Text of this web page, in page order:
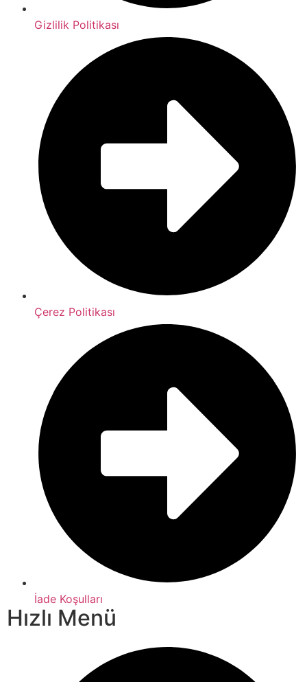
Gizlilik Politikası
Çerez Politikası
İade Koşulları
Hızlı Menü